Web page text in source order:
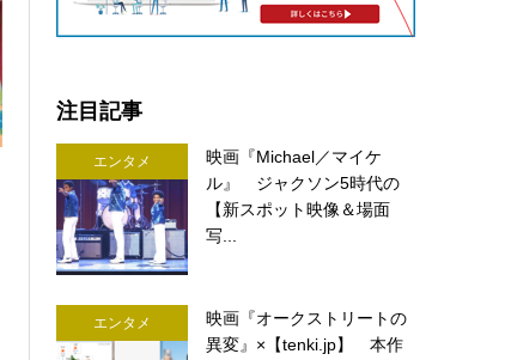
注目記事
エンタメ
映画『Michael／マイケ
ル』 ジャクソン5時代の
【新スポット映像＆場面
写...
エンタメ
映画『オークストリートの
異変』×【tenki.jp】 本作